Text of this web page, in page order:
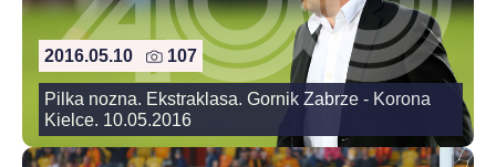
2016.05.10 107
Pilka nozna. Ekstraklasa. Gornik Zabrze - Korona
Kielce. 10.05.2016